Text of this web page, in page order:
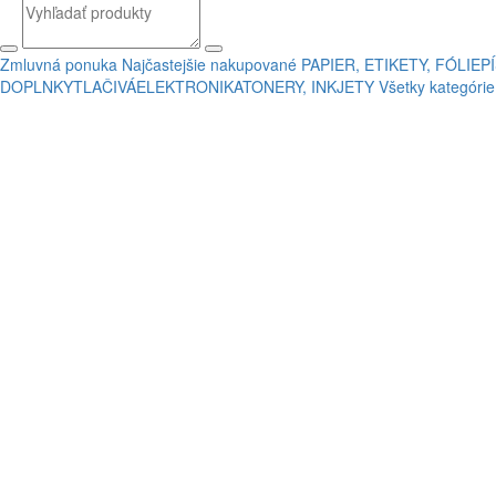
Zmluvná ponuka Najčastejšie nakupované PAPIER, ETIKETY, FÓLIE
DOPLNKYTLAČIVÁELEKTRONIKATONERY, INKJETY Všetky kategórie